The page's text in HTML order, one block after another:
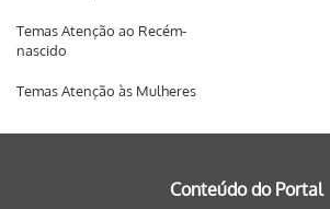
Temas Atenção ao Recém-
nascido
Temas Atenção às Mulheres
Conteúdo do Portal